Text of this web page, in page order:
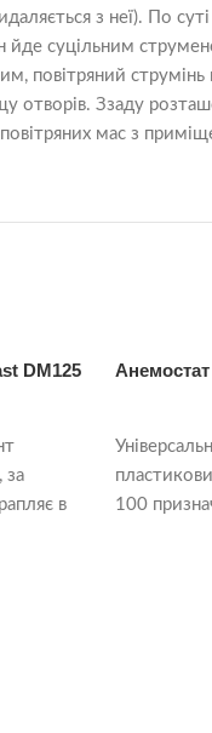
з неї). По
йде суцільним
повітряний
отворів. Ззаду
мас з
DM125
за
в
100